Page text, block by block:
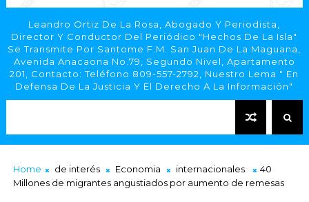
Leandro Ortiz De La Rosa, Abogado Y Periodista,
Director Y Conductor Del Periódico "Hechos De La Isla"
Se Transmite Por Santome F.M. San Juan De La Maguana,
Avenida Anacaona No.79, Segundo Nivel, Apartamento
201, Contacto: Teléfono 809-557-2792, Nuestro Lema " En
Defensa De La Justicia Y El Derecho A La Información"
Home de interés Economia internacionales.
40
Millones de migrantes angustiados por aumento de remesas